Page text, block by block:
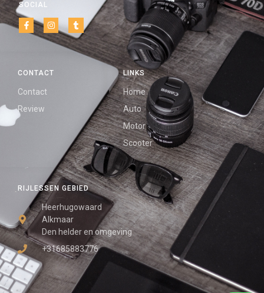
RIJLESSEN GEBIED
Heerhugowaard
Alkmaar
Den helder en omgeving
+31685883776
LINKS
Home
Auto
Motor
Scooter
CONTACT
Contact
Review
SOCIAL